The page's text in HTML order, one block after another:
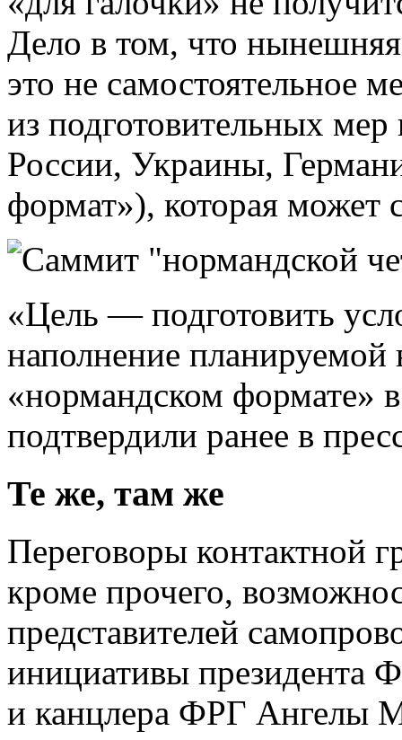
Дело в том, что
это не самостоятельное
из подготовительных
России, Украины,
формат»), которая может
«Цель — подготовить
наполнение
«нормандском формате»
подтвердили ранее в
Те же, там же
Переговоры контактной
кроме прочего,
представителей
инициативы президента
и канцлера ФРГ Ангелы